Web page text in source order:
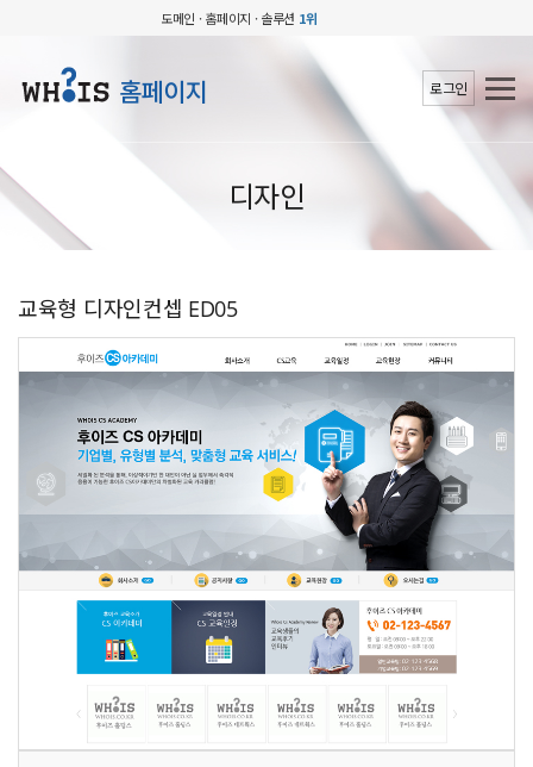
도메인 · 홈페이지 · 솔루션 1위
홈페이지 로그인
디자인
교육형 디자인컨셉 ED05